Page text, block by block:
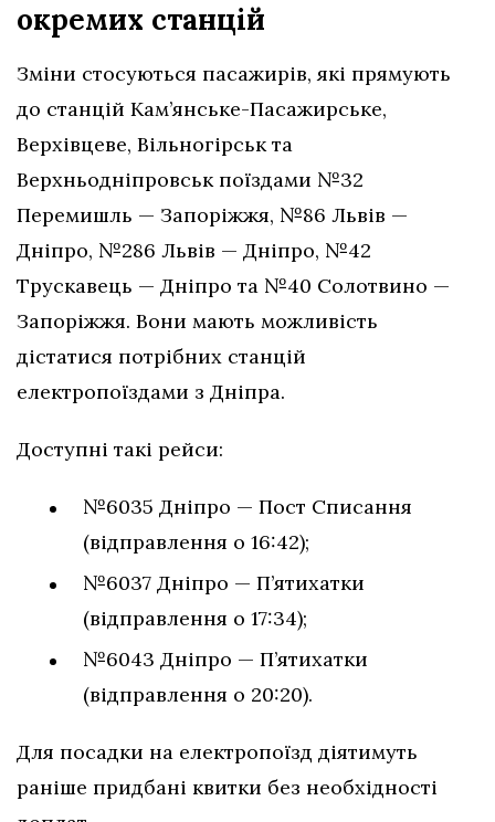
окремих станцій
Зміни стосуються пасажирів, які прямують
до станцій Кам’янське-Пасажирське,
Верхівцеве, Вільногірськ та
Верхньодніпровськ поїздами №32
Перемишль — Запоріжжя, №86 Львів —
Дніпро, №286 Львів — Дніпро, №42
Трускавець — Дніпро та №40 Солотвино —
Запоріжжя. Вони мають можливість
дістатися потрібних станцій
електропоїздами з Дніпра.
Доступні такі рейси:
№6035 Дніпро — Пост Списання
(відправлення о 16:42);
№6037 Дніпро — П’ятихатки
(відправлення о 17:34);
№6043 Дніпро — П’ятихатки
(відправлення о 20:20).
Для посадки на електропоїзд діятимуть
раніше придбані квитки без необхідності